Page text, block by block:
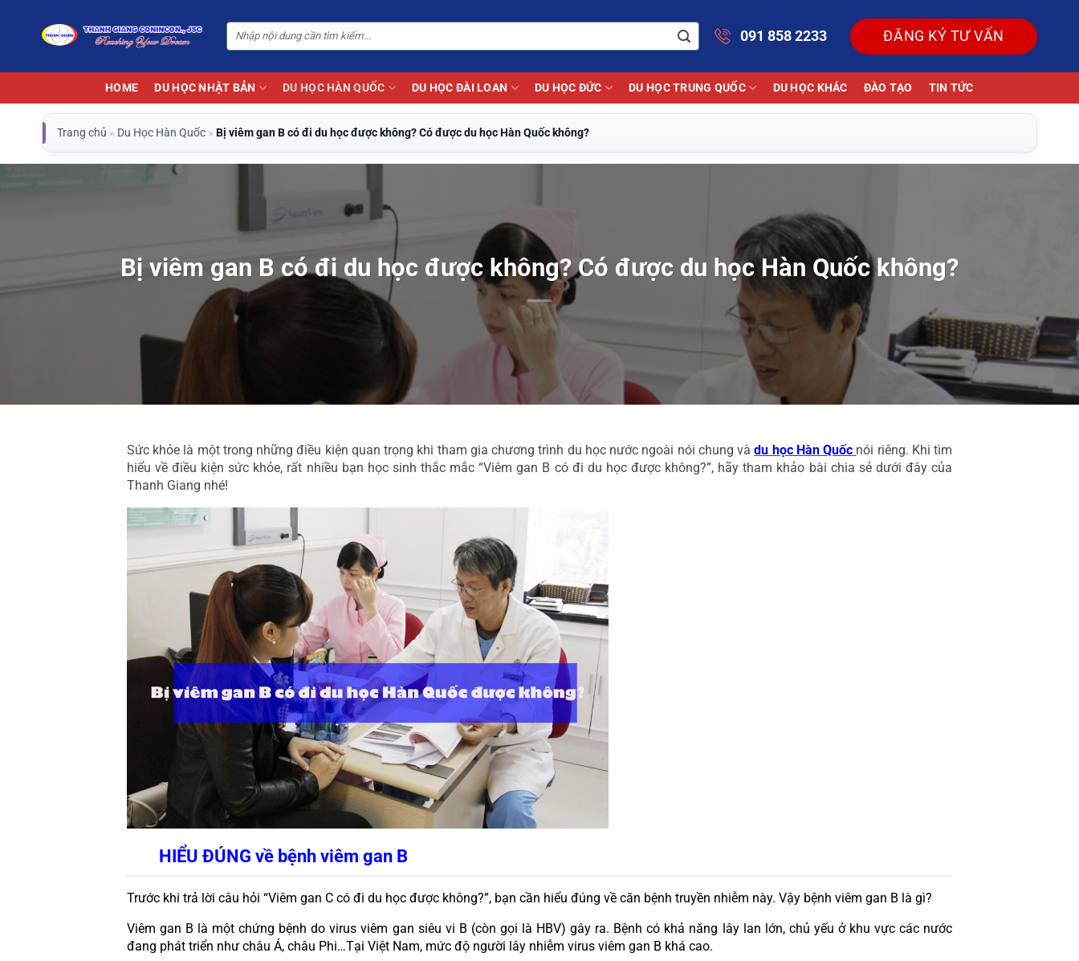
dung
091 858 2233 ĐĂNG KÝ TƯ VẤN
HOME DU HỌC NHẬT BẢN DU HỌC HÀN QUỐC DU HỌC ĐÀI LOAN DU HỌC ĐỨC DU HỌC TRUNG QUỐC DU HỌC KHÁC ĐÀO TẠO TIN TỨC
Trang chủ » Du Học Hàn Quốc » Bị viêm gan B có đi du học được không? Có được du học Hàn Quốc không?
Bị viêm gan B có đi du học được không? Có được du học Hàn Quốc không?
Sức khỏe là một trong những điều kiện quan trọng khi tham gia chương trình du học nước ngoài nói chung và du học Hàn Quốc nói riêng. Khi tìm
hiểu về điều kiện sức khỏe, rất nhiều bạn học sinh thắc mắc “Viêm gan B có đi du học được không?”, hãy tham khảo bài chia sẻ dưới đây của
Thanh Giang nhé!
HIỂU ĐÚNG về bệnh viêm gan B
Trước khi trả lời câu hỏi “Viêm gan C có đi du học được không?”, bạn cần hiểu đúng về căn bệnh truyền nhiễm này. Vậy bệnh viêm gan B là gì?
Viêm gan B là một chứng bệnh do virus viêm gan siêu vi B (còn gọi là HBV) gây ra. Bệnh có khả năng lây lan lớn, chủ yếu ở khu vực các nước
đang phát triển như châu Á, châu Phi…Tại Việt Nam, mức độ người lây nhiễm virus viêm gan B khá cao.